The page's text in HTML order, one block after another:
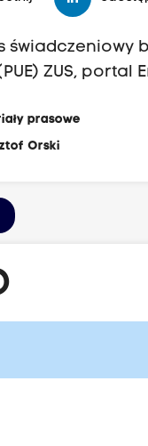
świadczeniowy
ZUS,
prasowe
Orski